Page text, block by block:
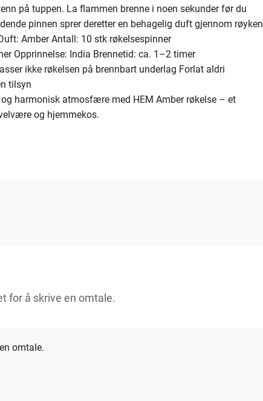
på tuppen. La flammen brenne i noen sekunder før du
pinnen sprer deretter en behagelig duft gjennom
Amber Antall: 10 stk røkelsespinner
Opprinnelse: India Brennetid: ca. 1–2 timer
ikke røkelsen på brennbart underlag Forlat aldri
tilsyn
harmonisk atmosfære med HEM Amber røkelse – et
og hjemmekos.
omtale.